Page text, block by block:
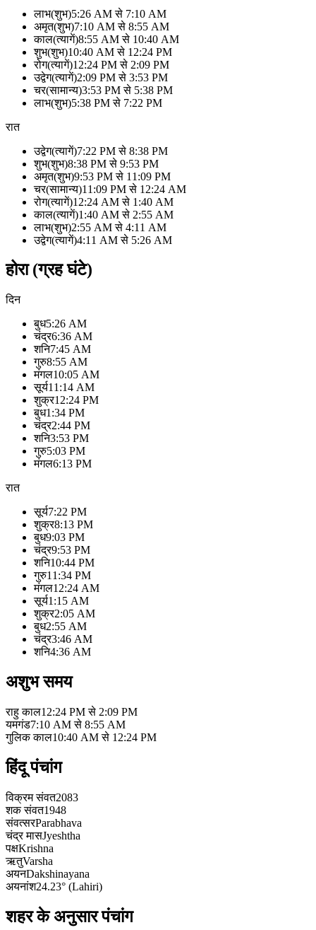
लाभ(शुभ)5:26 AM से 7:10 AM
अमृत(शुभ)7:10 AM से 8:55 AM
काल(त्यागें)8:55 AM से 10:40 AM
शुभ(शुभ)10:40 AM से 12:24 PM
रोग(त्यागें)12:24 PM से 2:09 PM
उद्वेग(त्यागें)2:09 PM से 3:53 PM
चर(सामान्य)3:53 PM से 5:38 PM
लाभ(शुभ)5:38 PM से 7:22 PM
रात
उद्वेग(त्यागें)7:22 PM से 8:38 PM
शुभ(शुभ)8:38 PM से 9:53 PM
अमृत(शुभ)9:53 PM से 11:09 PM
चर(सामान्य)11:09 PM से 12:24 AM
रोग(त्यागें)12:24 AM से 1:40 AM
काल(त्यागें)1:40 AM से 2:55 AM
लाभ(शुभ)2:55 AM से 4:11 AM
उद्वेग(त्यागें)4:11 AM से 5:26 AM
होरा (ग्रह घंटे)
दिन
बुध5:26 AM
चंद्र6:36 AM
शनि7:45 AM
गुरु8:55 AM
मंगल10:05 AM
सूर्य11:14 AM
शुक्र12:24 PM
बुध1:34 PM
चंद्र2:44 PM
शनि3:53 PM
गुरु5:03 PM
मंगल6:13 PM
रात
सूर्य7:22 PM
शुक्र8:13 PM
बुध9:03 PM
चंद्र9:53 PM
शनि10:44 PM
गुरु11:34 PM
मंगल12:24 AM
सूर्य1:15 AM
शुक्र2:05 AM
बुध2:55 AM
चंद्र3:46 AM
शनि4:36 AM
अशुभ समय
राहु काल12:24 PM से 2:09 PM
यमगंड7:10 AM से 8:55 AM
गुलिक काल10:40 AM से 12:24 PM
हिंदू पंचांग
विक्रम संवत2083
शक संवत1948
संवत्सरParabhava
चंद्र मासJyeshtha
पक्षKrishna
ऋतुVarsha
अयनDakshinayana
अयनांश24.23° (Lahiri)
शहर के अनुसार पंचांग